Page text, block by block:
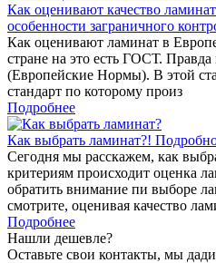
Как оценивают качество
особенности заграничного
Как оценивают ламинат в
стране на это есть ГОСТ.
(Европейские Нормы). В этой
стандарт по которому произ
Подробнее
Как выбрать ламинат?!
Сегодня мы расскажем, как
критериям происходит оценка
обратить внимание пи выборе
смотрите, оценивая качество
Подробнее
Нашли дешевле?
Оставьте свои контакты, мы